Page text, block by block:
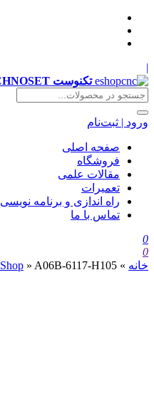
|
تکنوست TECHNOSET | فروش تعمیرات آموزش برنامه نویسی cnc زیمنس فانوک هایدن siemens ,fanuc, heidenhain ,hust, gsk
ورود | ثبت‌نام
صفحه اصلی
فروشگاه
مقالات علمی
تعمیرات
راه اندازی و برنامه نویسیCNC
تماس با ما
0
0
خانه »
Shop » A06B-6117-H105